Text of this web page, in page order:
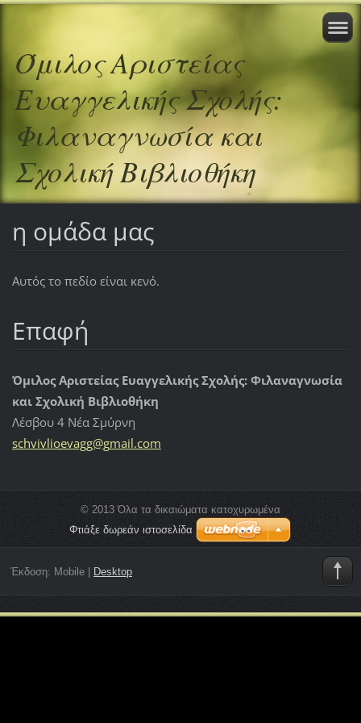
Όμιλος Αριστείας
Ευαγγελικής Σχολής:
Φιλαναγνωσία και
Σχολική Βιβλιοθήκη
η ομάδα μας
Αυτός το πεδίο είναι κενό.
Επαφή
Όμιλος Αριστείας Ευαγγελικής Σχολής: Φιλαναγνωσία
και Σχολική Βιβλιοθήκη
Λέσβου 4 Νέα Σμύρνη
schvivlioevagg@gmail.com
© 2013 Όλα τα δικαιώματα κατοχυρωμένα
Φτιάξε δωρεάν ιστοσελίδα
Έκδοση: Mobile| Desktop